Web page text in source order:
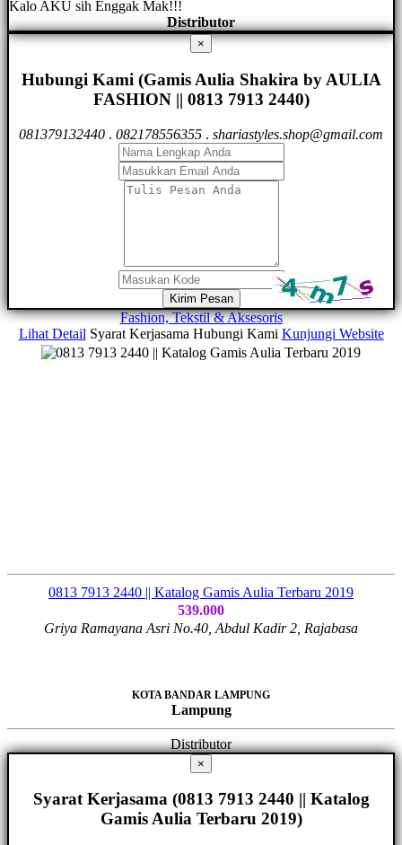
Kalo AKU sih Enggak Mak!!!
Distributor
×
Hubungi Kami (Gamis Aulia Shakira by AULIA
FASHION || 0813 7913 2440)
081379132440 . 082178556355 . shariastyles.shop@gmail.com
Kirim Pesan
Fashion, Tekstil & Aksesoris
Lihat Detail Syarat Kerjasama Hubungi Kami Kunjungi Website
0813 7913 2440 || Katalog Gamis Aulia Terbaru 2019
539.000
Griya Ramayana Asri No.40, Abdul Kadir 2, Rajabasa
KOTA BANDAR LAMPUNG
Lampung
Distributor
×
Syarat Kerjasama (0813 7913 2440 || Katalog
Gamis Aulia Terbaru 2019)